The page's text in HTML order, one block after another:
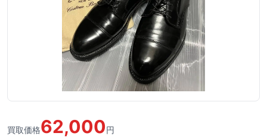
買取価格62,000円